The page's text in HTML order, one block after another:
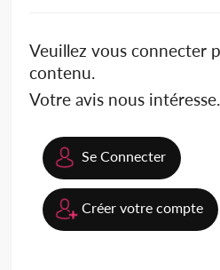
Veuillez vous connecter
contenu.
Votre avis nous intéresse.
Se Connecter
Créer votre compte